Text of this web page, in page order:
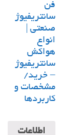
فن
سانتریفیوژ
صنعتی |
انواع
هواکش
سانتریفیوژ
– خرید/
مشخصات و
کاربردها
اطلاعات